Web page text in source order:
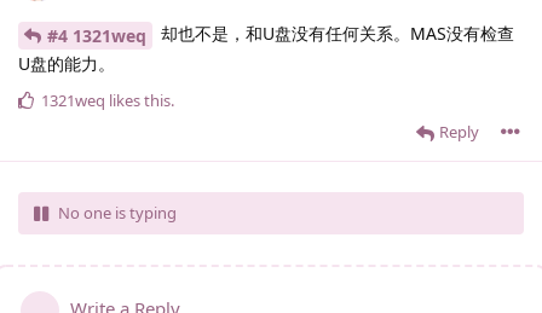
#4 1321weq
却也不是，和U盘没有任何关系。MAS没有检查
U盘的能力。
Reply
1321weq likes this.
No one is typing